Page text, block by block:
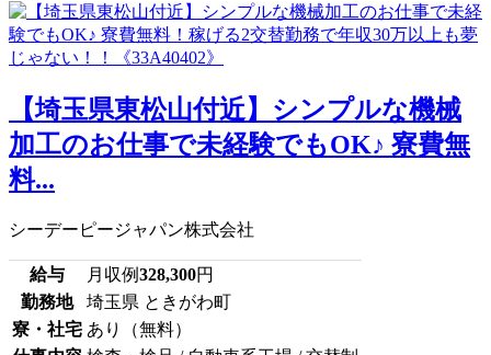
【埼玉県東松山付近】シンプルな機械
加工のお仕事で未経験でもOK♪ 寮費無
料...
シーデーピージャパン株式会社
給与 月収例328,300円
勤務地
埼玉県 ときがわ町
寮・社宅 あり（無料）